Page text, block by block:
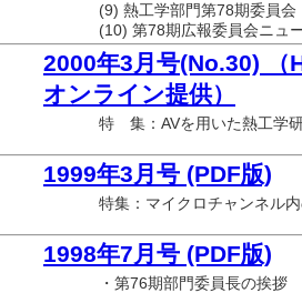
(9) 熱工学部門第78期委員会
(10) 第78期広報委員会ニュ
2000年3月号(No.30) （
オンライン提供）
特 集：AVを用いた熱工学
1999年3月号 (PDF版)
特集：マイクロチャンネル
1998年7月号 (PDF版)
・第76期部門委員長の挨拶